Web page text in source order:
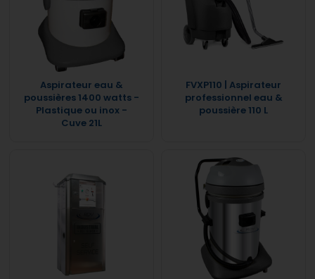
Aspirateur eau &
poussières 1400 watts -
Plastique ou inox -
Cuve 21L
FVXP110 | Aspirateur
professionnel eau &
poussière 110 L